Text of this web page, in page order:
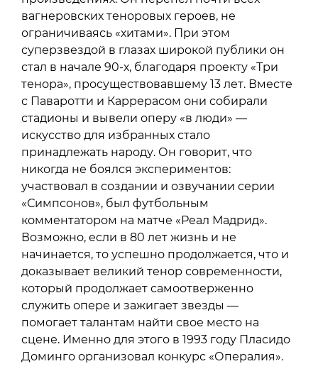
вагнеровских теноровых героев, не
ограничиваясь «хитами». При этом
суперзвездой в глазах широкой публики он
стал в начале 90-х, благодаря проекту «Три
тенора», просуществовавшему 13 лет. Вместе
с Паваротти и Каррерасом они собирали
стадионы и вывели оперу «в люди» —
искусство для избранных стало
принадлежать народу. Он говорит, что
никогда не боялся экспериментов:
участвовал в создании и озвучании серии
«Симпсонов», был футбольным
комментатором на матче «Реал Мадрид».
Возможно, если в 80 лет жизнь и не
начинается, то успешно продолжается, что и
доказывает великий тенор современности,
который продолжает самоотверженно
служить опере и зажигает звезды —
помогает талантам найти свое место на
сцене. Именно для этого в 1993 году Пласидо
Доминго организовал конкурс «Опералия».